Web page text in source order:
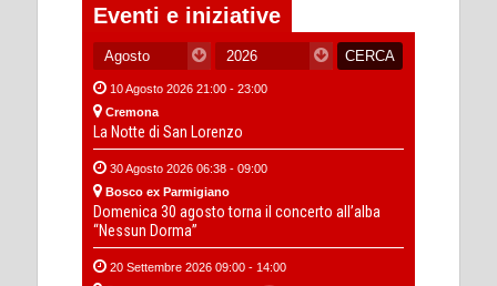
Eventi e iniziative
10 Agosto 2026 21:00 - 23:00
Cremona
La Notte di San Lorenzo
30 Agosto 2026 06:38 - 09:00
Bosco ex Parmigiano
Domenica 30 agosto torna il concerto all’alba
“Nessun Dorma”
20 Settembre 2026 09:00 - 14:00